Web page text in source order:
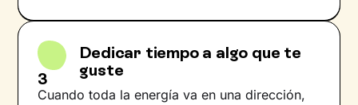
3
Dedicar tiempo a algo que te
guste
Cuando toda la energía va en una dirección,